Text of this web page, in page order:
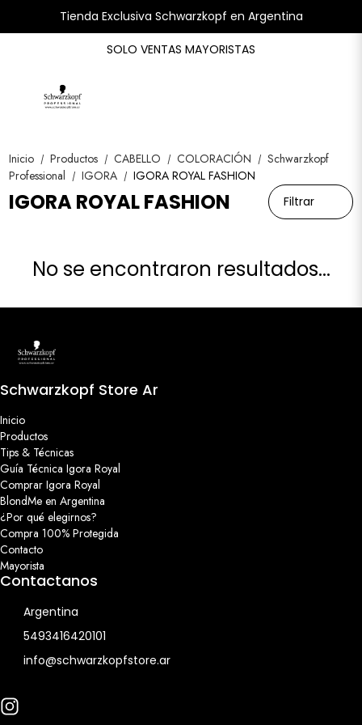
Tienda Exclusiva Schwarzkopf en Argentina
SOLO VENTAS MAYORISTAS
Inicio / Productos / CABELLO / COLORACIÓN / Schwarzkopf
Professional
/ IGORA / IGORA ROYAL FASHION
IGORA ROYAL FASHION Filtrar
No se encontraron resultados...
Schwarzkopf Store Ar
Inicio
Productos
Tips & Técnicas
Guía Técnica Igora Royal
Comprar Igora Royal
BlondMe en Argentina
¿Por qué elegirnos?
Compra 100% Protegida
Contacto
Mayorista
Contactanos
Argentina
5493416420101
info@schwarzkopfstore.ar